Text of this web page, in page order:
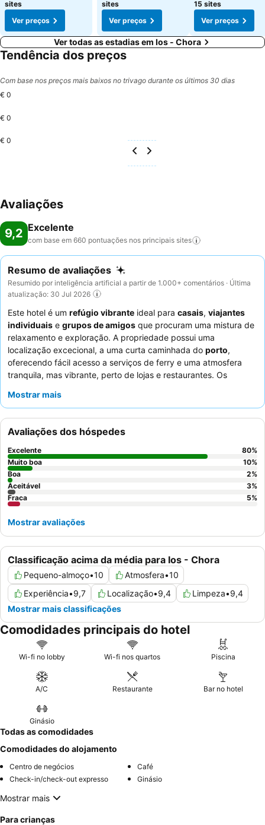
sites
Ver preços
sites
Ver preços
15 sites
Ver preços
Ver todas as estadias em Ios - Chora
Tendência dos preços
Com base nos preços mais baixos no trivago durante os últimos 30 dias
€ 0
€ 0
€ 0
Avaliações
9,2 Excelente
com base em 660 pontuações nos principais sites
Resumo de avaliações
Resumido por inteligência artificial a partir de 1.000+ comentários · Última
atualização: 30 Jul 2026
Este hotel é um refúgio vibrante ideal para casais, viajantes
individuais e grupos de amigos que procuram uma mistura de
relaxamento e exploração. A propriedade possui uma
localização excecional, a uma curta caminhada do porto,
oferecendo fácil acesso a serviços de ferry e uma atmosfera
tranquila, mas vibrante, perto de lojas e restaurantes. Os
um centro de fitness ao ar livre. Os funcionários recebem
prestável, complementando o delicioso e farto pequeno-almoço,
que inclui sumo de laranja fresco e café de qualidade. Para uma
experiência melhorada, considere solicitar um quarto com um
jacuzzi privado
Mostrar mais
Classificação acima da média para Ios - Chora
Pequeno-almoço•10 Atmosfera•10
Experiência•9,7 Localização•9,4 Limpeza•9,4
Mostrar mais classificações
Avaliações dos hóspedes
Excelente 80%
Muito boa
10%
Boa
2%
Aceitável
3%
Fraca
5%
Mostrar avaliações
Comodidades principais do hotel
Wi-fi no lobby Wi-fi nos quartos Piscina
A/C Restaurante Bar no hotel
Ginásio
Todas as comodidades
Comodidades do alojamento
Centro de negócios
Café
Check-in/check-out expresso
Ginásio
Mostrar mais
Para crianças